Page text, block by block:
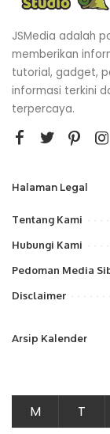
JSMedia adalah
memberikan
tutorial, gadget,
informasi terkini
terpercaya.
Halaman Legal
Tentang Kami
Hubungi Kami
Pedoman Media
Disclaimer
Arsip Kalender
M T